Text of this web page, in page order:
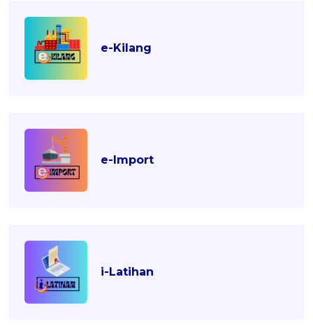
e-Kilang
e-Import
i-Latihan